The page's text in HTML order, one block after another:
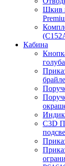
Шкив
Кабина
C3D